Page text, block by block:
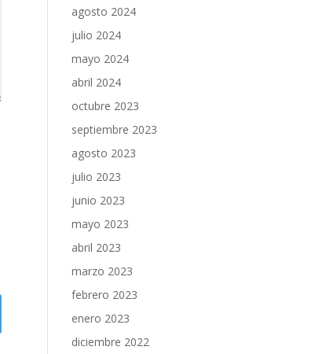
agosto 2024
julio 2024
mayo 2024
abril 2024
octubre 2023
septiembre 2023
agosto 2023
julio 2023
junio 2023
mayo 2023
abril 2023
marzo 2023
febrero 2023
enero 2023
diciembre 2022